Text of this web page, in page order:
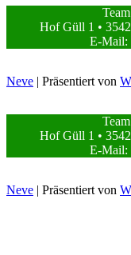
Hof Güll 1 •
E-Mail:
Neve | Präsentiert von
Hof Güll 1 •
E-Mail:
Neve | Präsentiert von